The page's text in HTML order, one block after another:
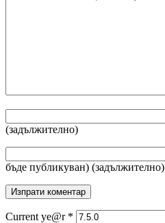
(задължително)
бъде публикуван) (задължително)
Current ye@r *